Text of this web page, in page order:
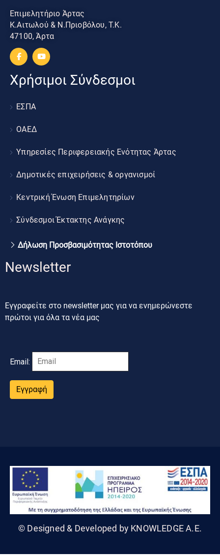
Επιμελητήριο Άρτας
Κ.Αιτωλού & Ν.Πριοβόλου, Τ.Κ.
47100, Άρτα
Χρήσιμοι Σύνδεσμοι
ΕΣΠΑ
ΟΑΕΔ
Υπηρεσίες Περιφερειακής Ενότητας Άρτας
Δημοτικές επιχειρήσεις & οργανισμοί
Κεντρική Ένωση Επιμελητηρίων
Σύνδεσμοι Έκτακτης Ανάγκης
Δήλωση Προσβασιμότητας Ιστοτόπου
Newsletter
Εγγραφείτε στο newsletter μας για να ενημερώνεστε
πρώτοι για όλα τα νέα μας
Email:
Εγγραφή
© Designed & Developed by KNOWLEDGE A.E.